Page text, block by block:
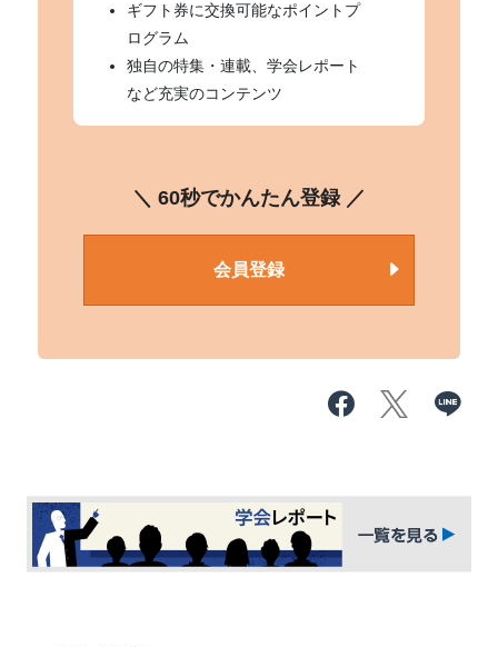
ギフト券に交換可能なポイントプ
ログラム
独自の特集・連載、学会レポート
など充実のコンテンツ
＼ 60秒でかんたん登録 ／
会員登録